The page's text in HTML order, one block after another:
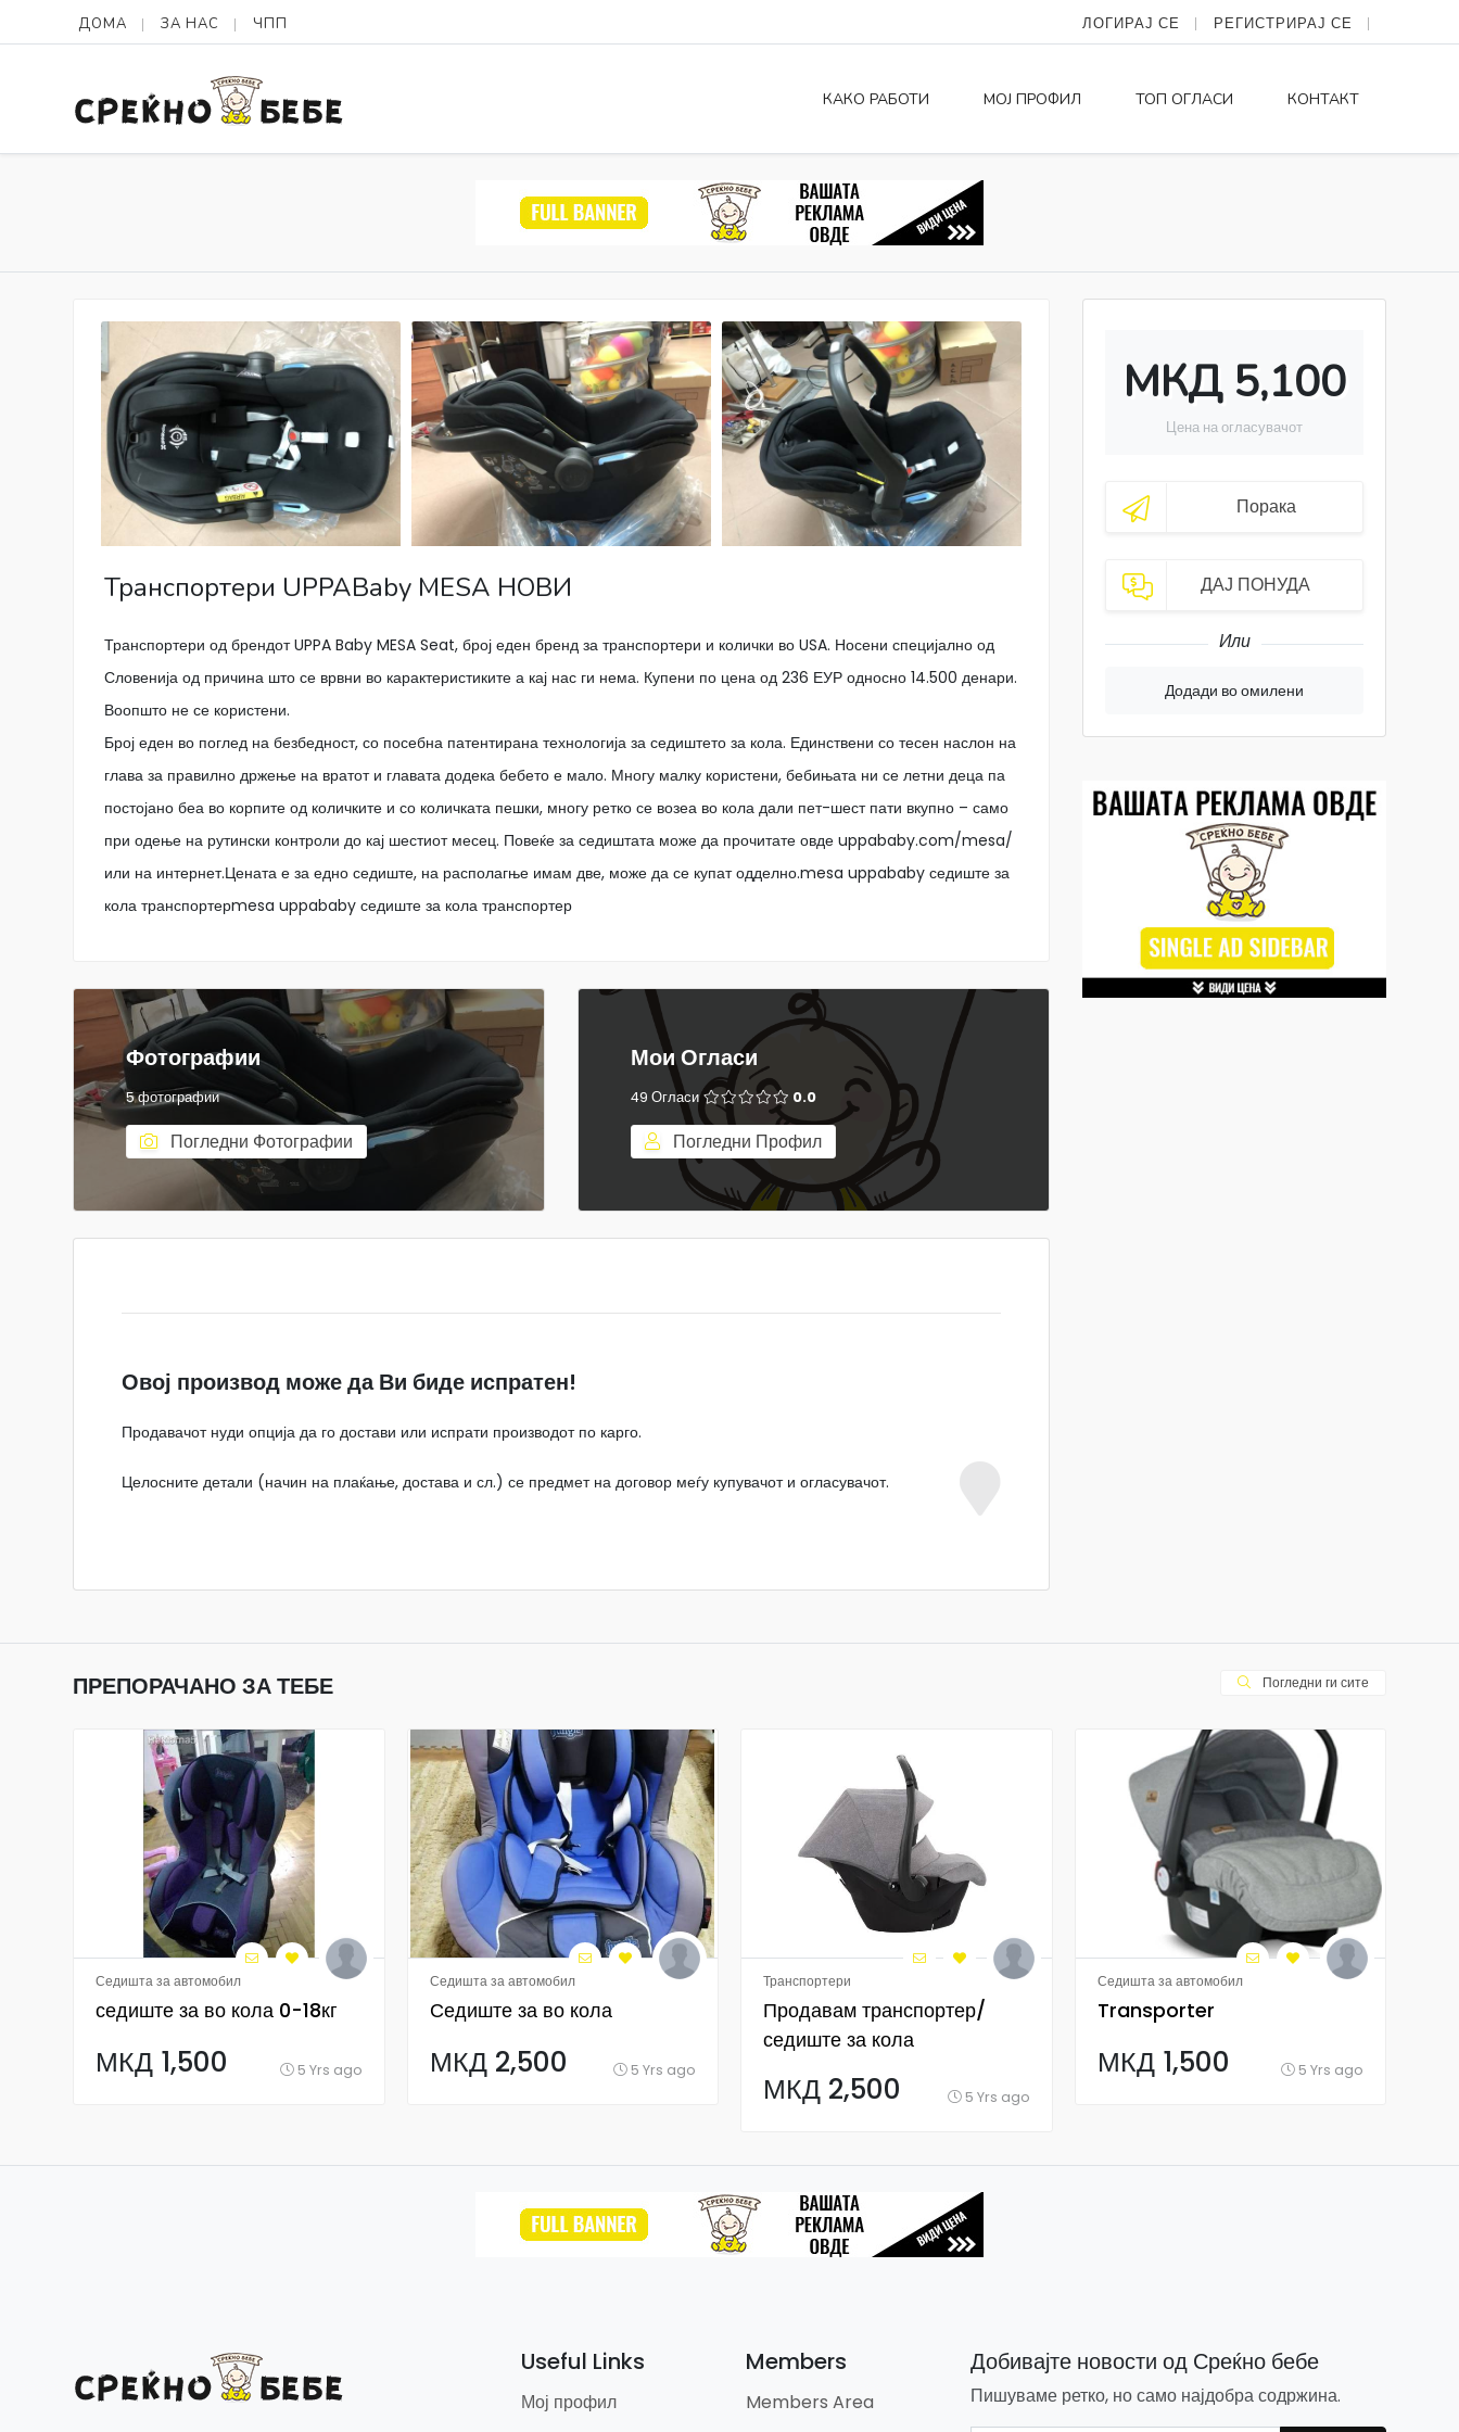
ДОМА ЗА НАС ЧПП ЛОГИРАЈ СЕ РЕГИСТРИРАЈ СЕ
КАКО РАБОТИ МОЈ ПРОФИЛ ТОП ОГЛАСИ КОНТАКТ
Транспортери UPPABaby MESA НОВИ
Транспортери од брендот UPPA Baby MESA Seat, број еден бренд за транспортери и колички во USA. Носени специјално од
Словенија од причина што се врвни во карактеристиките а кај нас ги нема. Купени по цена од 236 ЕУР односно 14.500 денари.
Воопшто не се користени.
Број еден во поглед на безбедност, со посебна патентирана технологија за седиштето за кола. Единствени со тесен наслон на
глава за правилно држење на вратот и главата додека бебето е мало. Многу малку користени, бебињата ни се летни деца па
постојано беа во корпите од количките и со количката пешки, многу ретко се возеа во кола дали пет-шест пати вкупно – само
при одење на рутински контроли до кај шестиот месец. Повеќе за седиштата може да прочитате овде uppababy.com/mesa/
или на интернет.Цената е за едно седиште, на располагње имам две, може да се купат одделно.mesa uppababy седиште за
кола транспортерmesa uppababy седиште за кола транспортер
Фотографии
5 фотографии
Погледни Фотографии
Мои Огласи
49 Огласи 0.0
Погледни Профил
Овој производ може да Ви биде испратен!
Продавачот нуди опција да го достави или испрати производот по карго.
Целосните детали (начин на плаќање, достава и сл.) се предмет на договор меѓу купувачот и огласувачот.
МКД 5,100
Цена на огласувачот
Порака
ДАЈ ПОНУДА
Или
Додади во омилени
Погледни ги сите
ПРЕПОРАЧАНО ЗА ТЕБЕ
Седишта за автомобил
седиште за во кола 0-18кг
МКД 1,500 5 Yrs ago
Седишта за автомобил
Седиште за во кола
МКД 2,500 5 Yrs ago
Транспортери
Продавам транспортер/
седиште за кола
МКД 2,500 5 Yrs ago
Седишта за автомобил
Transporter
МКД 1,500 5 Yrs ago
Useful Links
Мој профил
Members
Members Area
Добивајте новости од Среќно бебе
Пишуваме ретко, но само најдобра содржина.